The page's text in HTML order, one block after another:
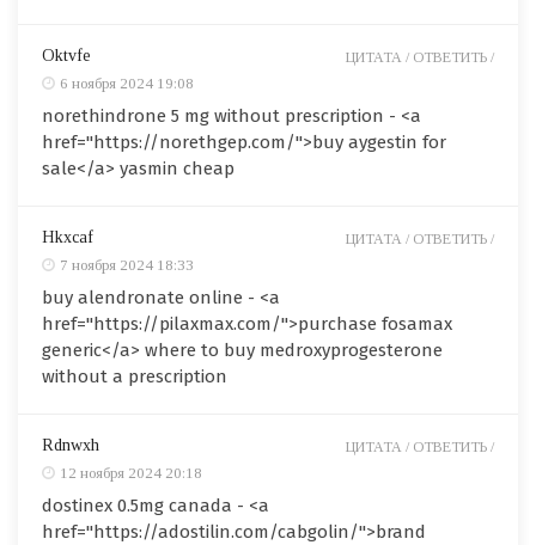
Oktvfe
6 ноября 2024 19:08
norethindrone 5 mg without prescription - <a
href="https://norethgep.com/">buy aygestin for
sale</a> yasmin cheap
ЦИТАТА / ОТВЕТИТЬ /
Hkxcaf
7 ноября 2024 18:33
buy alendronate online - <a
href="https://pilaxmax.com/">purchase fosamax
generic</a> where to buy medroxyprogesterone
without a prescription
ЦИТАТА / ОТВЕТИТЬ /
Rdnwxh
12 ноября 2024 20:18
dostinex 0.5mg canada - <a
href="https://adostilin.com/cabgolin/">brand
ЦИТАТА / ОТВЕТИТЬ /